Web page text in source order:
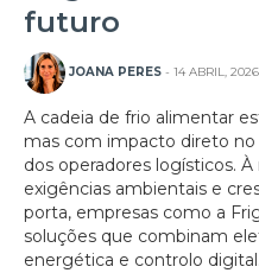
futuro
JOANA PERES - 14 ABRIL, 2026
A cadeia de frio alimentar
mas com impacto direto no
dos operadores logísticos.
exigências ambientais e
porta, empresas como a
soluções que combinam
energética e controlo digital.